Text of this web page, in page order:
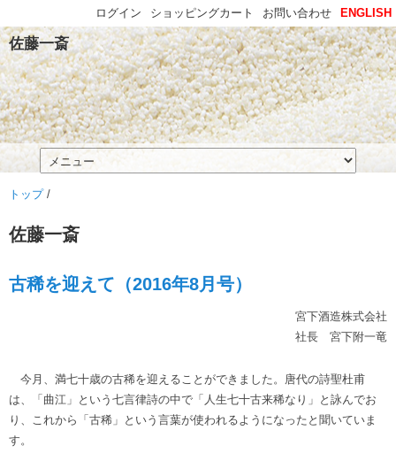
佐藤一斎
トップ/
佐藤一斎
古稀を迎えて（2016年8月号）
宮下酒造株式会社
社長 宮下附一竜
今月、満七十歳の古稀を迎えることができました。唐代の詩聖杜甫
は、「曲江」という七言律詩の中で「人生七十古来稀なり」と詠んでお
り、これから「古稀」という言葉が使われるようになったと聞いていま
す。
ENGLISH
お問い合わせ
ショッピングカート
ログイン